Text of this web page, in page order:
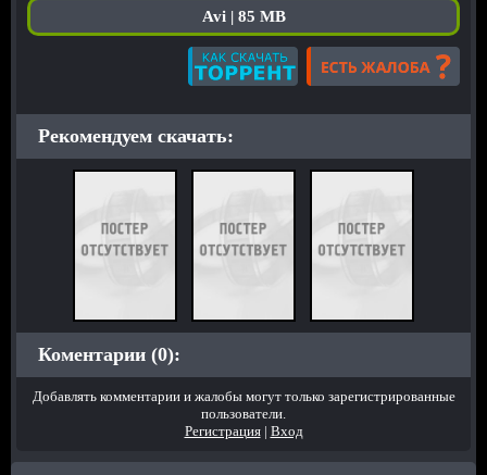
Avi | 85 MB
Рекомендуем скачать:
Коментарии (0):
Добавлять комментарии и жалобы могут только зарегистрированные
пользователи.
Регистрация| Вход